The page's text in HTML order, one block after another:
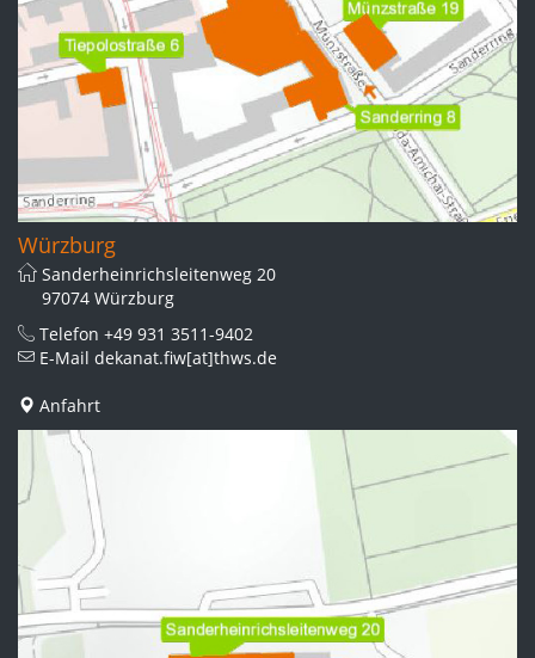
Würzburg
Sanderheinrichsleitenweg 20
97074 Würzburg
Telefon +49 931 3511-9402
E-Mail dekanat.fiw[at]thws.de
Anfahrt